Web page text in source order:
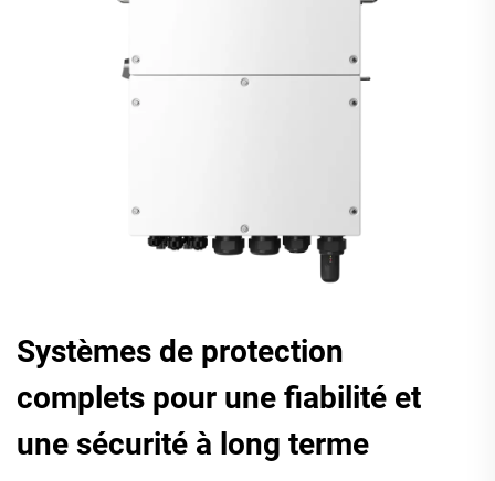
Systèmes de protection
complets pour une fiabilité et
une sécurité à long terme